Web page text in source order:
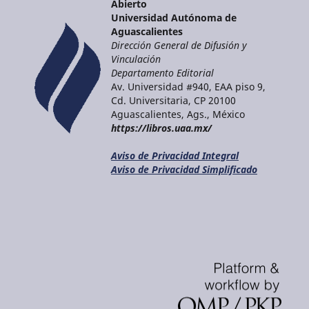
Abierto
Universidad Autónoma de
Aguascalientes
Dirección General de Difusión y
Vinculación
Departamento Editorial
Av. Universidad #940, EAA piso 9,
Cd. Universitaria, CP 20100
Aguascalientes, Ags., México
https://libros.uaa.mx/
Aviso de Privacidad Integral
Aviso de Privacidad Simplificado